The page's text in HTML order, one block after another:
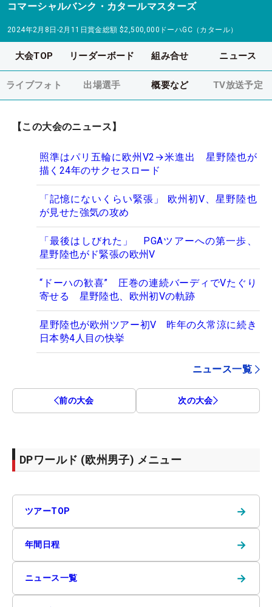
コマーシャルバンク・カタールマスターズ
2024年2月8日-2月11日賞金総額 $2,500,000 ドーハGC（カタール）
大会TOP リーダーボード 組み合せ ニュース
ライブフォト 出場選手 概要など TV放送予定
【この大会のニュース】
照準はパリ五輪に欧州V2→米進出 星野陸也が
描く24年のサクセスロード
「記憶にないくらい緊張」 欧州初V、星野陸也
が見せた強気の攻め
「最後はしびれた」 PGAツアーへの第一歩、
星野陸也がド緊張の欧州V
“ドーハの歓喜” 圧巻の連続バーディでVたぐり
寄せる 星野陸也、欧州初Vの軌跡
星野陸也が欧州ツアー初V 昨年の久常涼に続き
日本勢4人目の快挙
ニュース一覧
前の大会 次の大会
DPワールド (欧州男子) メニュー
ツアーTOP →
年間日程 →
ニュース一覧 →